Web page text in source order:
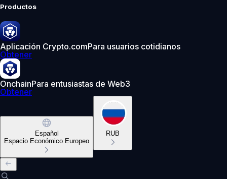
Productos
Aplicación Crypto.comPara usuarios cotidianos
Obtener
OnchainPara entusiastas de Web3
Obtener
Español
Espacio Económico Europeo
RUB